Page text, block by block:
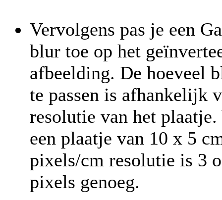
Vervolgens pas je een
blur toe op het
afbeelding. De hoeveel
te passen is afhankelijk
resolutie van het plaatje.
een plaatje van 10 x 5
pixels/cm resolutie is 3
pixels genoeg.